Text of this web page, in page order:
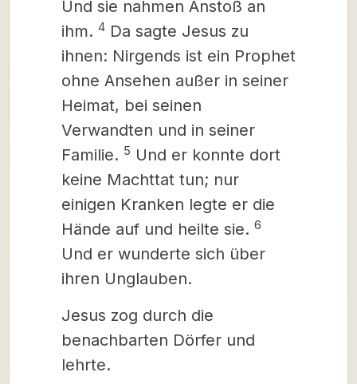
Und sie nahmen Anstoß an
ihm. 4 Da sagte Jesus zu
ihnen: Nirgends ist ein Prophet
ohne Ansehen außer in seiner
Heimat, bei seinen
Verwandten und in seiner
Familie. 5 Und er konnte dort
keine Machttat tun; nur
einigen Kranken legte er die
Hände auf und heilte sie. 6
Und er wunderte sich über
ihren Unglauben.
Jesus zog durch die
benachbarten Dörfer und
lehrte.